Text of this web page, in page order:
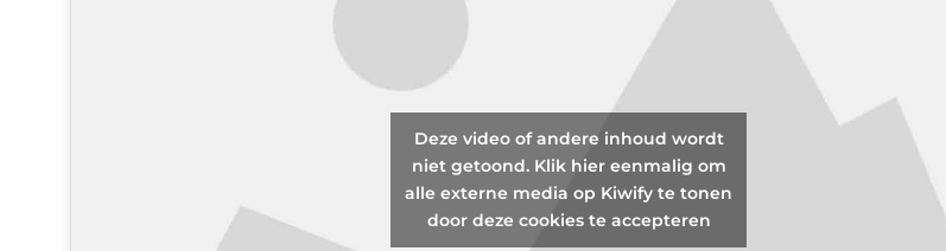
Deze video of andere inhoud wordt
niet getoond. Klik hier eenmalig om
alle externe media op Kiwify te tonen
door deze cookies te accepteren